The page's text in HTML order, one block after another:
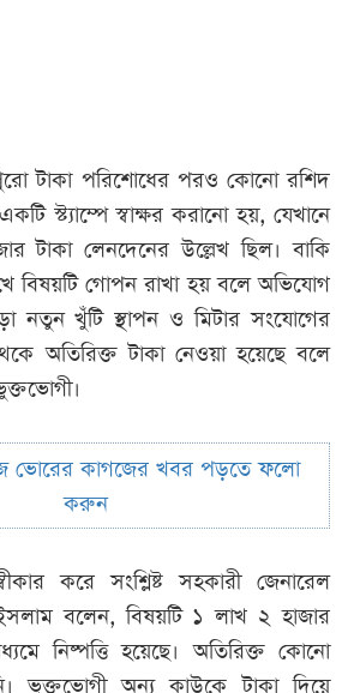
টাকা পরিশোধের পরও কোনো রশিদ
স্ট্যাম্পে স্বাক্ষর করানো হয়, যেখানে
টাকা লেনদেনের উল্লেখ ছিল। বাকি
বিষয়টি গোপন রাখা হয় বলে অভিযোগ
নতুন খুঁটি স্থাপন ও মিটার সংযোগের
অতিরিক্ত টাকা নেওয়া হয়েছে বলে
ভোরের কাগজের খবর পড়তে ফলো
করুন
করে সংশ্লিষ্ট সহকারী জেনারেল
বলেন, বিষয়টি ১ লাখ ২ হাজার
নিষ্পত্তি হয়েছে। অতিরিক্ত কোনো
ভুক্তভোগী অন্য কাউকে টাকা দিয়ে